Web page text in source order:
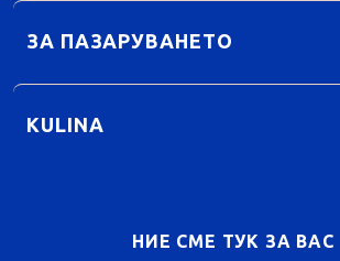
ЗА ПАЗАРУВАНЕТО
KULINA
НИЕ СМЕ ТУК ЗА ВАС